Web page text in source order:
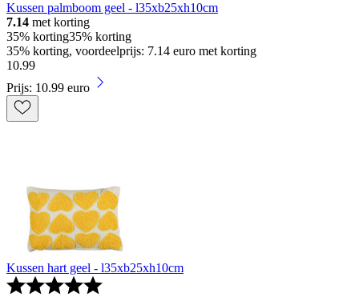
Kussen palmboom geel - l35xb25xh10cm
7.14 met korting
35% korting35% korting
35% korting, voordeelprijs: 7.14 euro met korting
10.99
Prijs: 10.99 euro
Kussen hart geel - l35xb25xh10cm